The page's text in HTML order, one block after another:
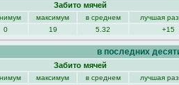
Забито мячей
максимум в среднем
лучшая
0 19 5.32 +15
в последних
Забито мячей
максимум в среднем
лучшая